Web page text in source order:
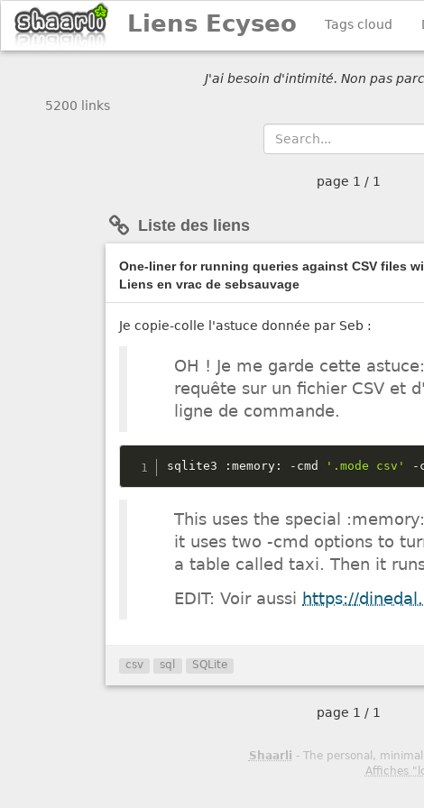
Liens Ecyseo Tags cloud
J'ai besoin d'intimité. Non pas
5200 links
page 1 / 1
Liste des liens
One-liner for running queries against CSV files
Liens en vrac de sebsauvage
Je copie-colle l'astuce donnée par Seb :
OH ! Je me garde cette
requête sur un fichier CSV et
ligne de commande.
sqlite3 :memory: - cmd '.mode csv' -
This uses the special
it uses two -cmd options to
a table called taxi. Then it
EDIT: Voir aussi https://
csv sql SQLite
page 1 / 1
Shaarli - The personal,
Affiches